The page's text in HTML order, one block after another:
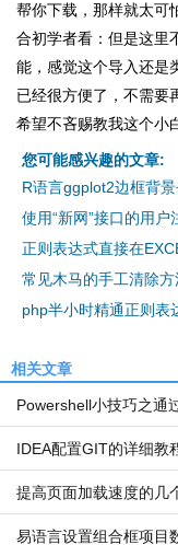
帮你下载，那样就太可
合初学者看：但是这里
能，感觉这个导入还是
已经很方便了，不需要
希望不吝赐教我这个小
您可能感兴趣的文章:
R语言ggplot2边框背
使用“新网”接口的用户
正则表达式直接在
常见木马的手工清除方
php半小时精通正则表
相关文章
Powershell小技巧之通
脑开机和关机时间
IDEA配置GIT的详细教
提高页面加载速度的几
易语言设置组合框项目